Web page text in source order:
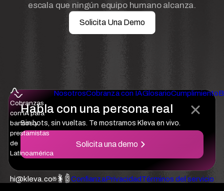
Habla con una persona real
Sin bots, sin vueltas. Te mostramos Kleva en vivo.
Solicita una demo
escala que ningún equipo humano alcanza.
Solicita Una Demo
Cobranzas
con IA para
bancos y
prestamistas
de
Latinoamérica
NosotrosCobranza con IAGlosarioCumplimiento
hi@kleva.co ConfianzaPrivacidadTérminos del servicio